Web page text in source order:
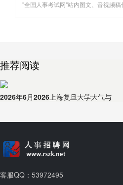
推荐阅读
2026年6月2026上海复旦大学大气与
客服QQ：53972495